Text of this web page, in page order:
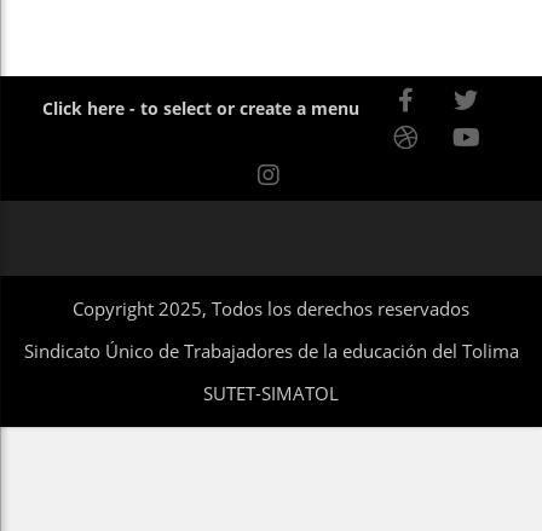
Click here - to select or create a menu
Copyright 2025, Todos los derechos reservados
Sindicato Único de Trabajadores de la educación del Tolima
SUTET-SIMATOL